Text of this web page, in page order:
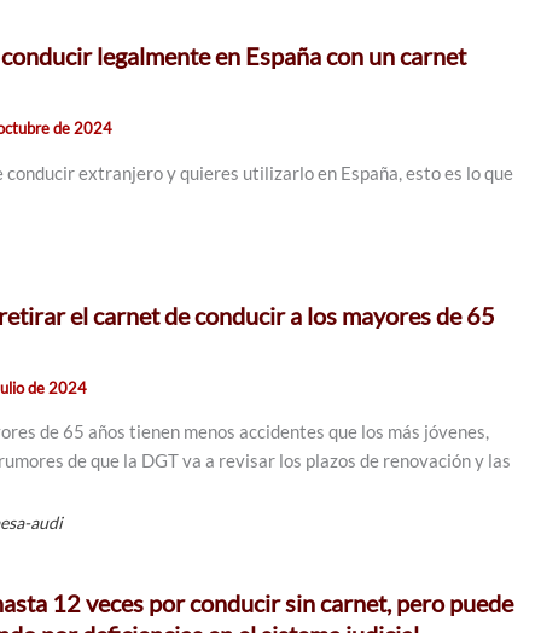
legalmente en España con un carnet
de 2024
conducir extranjero y quieres utilizarlo en España, esto es lo que
el carnet de conducir a los mayores de 65
de 2024
de 65 años tienen menos accidentes que los más jóvenes,
de que la DGT va a revisar los plazos de renovación y las
audi
12 veces por conducir sin carnet, pero puede